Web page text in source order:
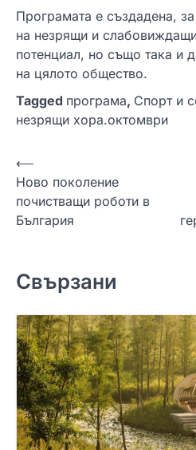
Програмата е създадена,
на незрящи и
потенциал, но също така и
на цялото общество.
Tagged програма, Спорт и
незрящи хора.октомври
Н
а
в
а
ц
и
я
⟵
Ново поколение
почистващи роботи в
България
Свързани